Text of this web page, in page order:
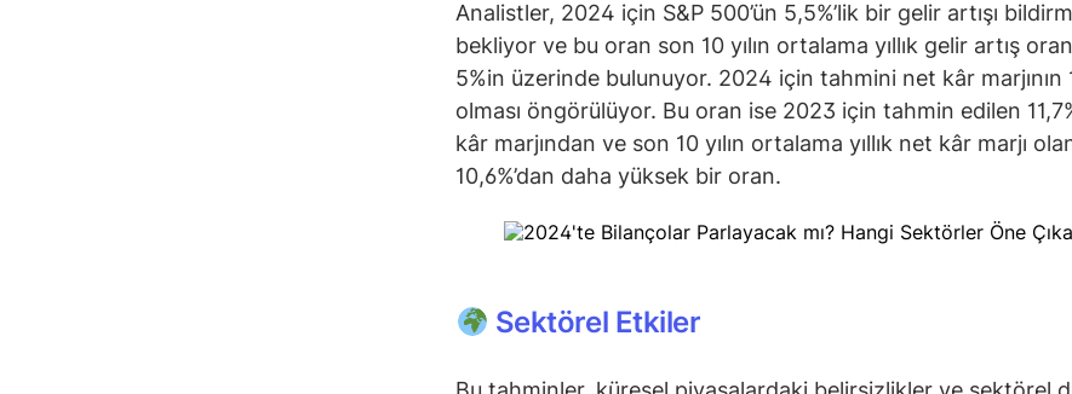
Analistler, 2024 için S&P 500’ün 5,5%’lik bir gelir artışı
bekliyor ve bu oran son 10 yılın ortalama yıllık gelir artış
5%in üzerinde bulunuyor. 2024 için tahmini net kâr marjının
olması öngörülüyor. Bu oran ise 2023 için tahmin edilen
kâr marjından ve son 10 yılın ortalama yıllık net kâr marjı
10,6%’dan daha yüksek bir oran.
Sektörel Etkiler